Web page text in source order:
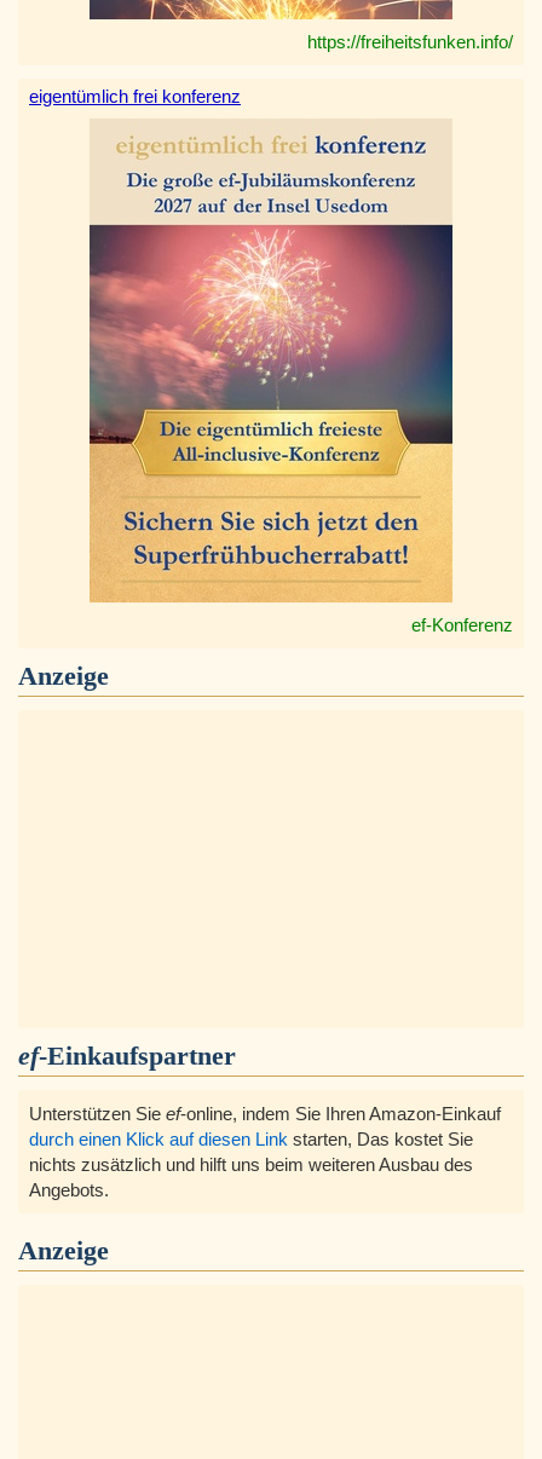
https://freiheitsfunken.info/
eigentümlich frei konferenz
ef-Konferenz
Anzeige
ef-Einkaufspartner
Unterstützen Sie ef-online, indem Sie Ihren Amazon-Einkauf
durch einen Klick auf diesen Link starten, Das kostet Sie
nichts zusätzlich und hilft uns beim weiteren Ausbau des
Angebots.
Anzeige